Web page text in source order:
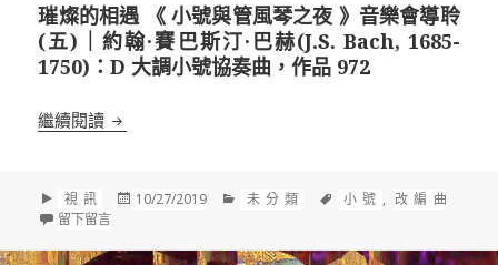
璀燦的相遇 《 小號與管風琴之夜 》音樂會導聆
(五)｜約翰·賽巴斯汀·巴赫(J.S. Bach, 1685-
1750)：D 大調小號協奏曲，作品 972
繼續閱讀 璀燦的相遇 《 小號與管風琴之夜 》音樂會導聆(五)
格
式
視訊
發
10/27/2019
分
未分類
標
小號 , 改編曲
留下留言在 璀燦的相遇 《 小號與管風琴之夜 》音樂會導聆(五)｜約翰·賽